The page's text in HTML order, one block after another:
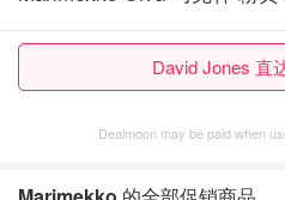
David Jones 直
Dealmoon may be paid when